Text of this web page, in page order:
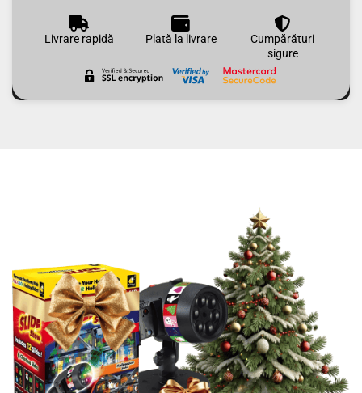
Livrare rapidă Plată la livrare
Cumpărături
sigure